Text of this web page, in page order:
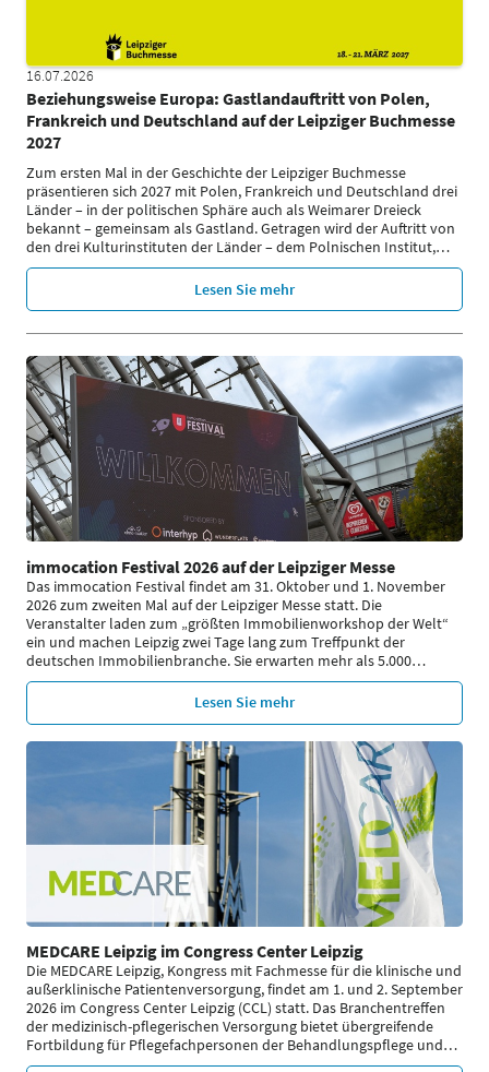
16.07.2026
Beziehungsweise Europa: Gastlandauftritt von Polen,
Frankreich und Deutschland auf der Leipziger Buchmesse
2027
Zum ersten Mal in der Geschichte der Leipziger Buchmesse
präsentieren sich 2027 mit Polen, Frankreich und Deutschland drei
Länder – in der politischen Sphäre auch als Weimarer Dreieck
bekannt – gemeinsam als Gastland. Getragen wird der Auftritt von
den drei Kulturinstituten der Länder – dem Polnischen Institut,…
Lesen Sie mehr
immocation Festival 2026 auf der Leipziger Messe
Das immocation Festival findet am 31. Oktober und 1. November
2026 zum zweiten Mal auf der Leipziger Messe statt. Die
Veranstalter laden zum „größten Immobilienworkshop der Welt“
ein und machen Leipzig zwei Tage lang zum Treffpunkt der
deutschen Immobilienbranche. Sie erwarten mehr als 5.000…
Lesen Sie mehr
MEDCARE Leipzig im Congress Center Leipzig
Die MEDCARE Leipzig, Kongress mit Fachmesse für die klinische und
außerklinische Patientenversorgung, findet am 1. und 2. September
2026 im Congress Center Leipzig (CCL) statt. Das Branchentreffen
der medizinisch-pflegerischen Versorgung bietet übergreifende
Fortbildung für Pflegefachpersonen der Behandlungspflege und…